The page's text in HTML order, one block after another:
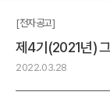
[전자공고]
제4기(2021년)
2022.03.28